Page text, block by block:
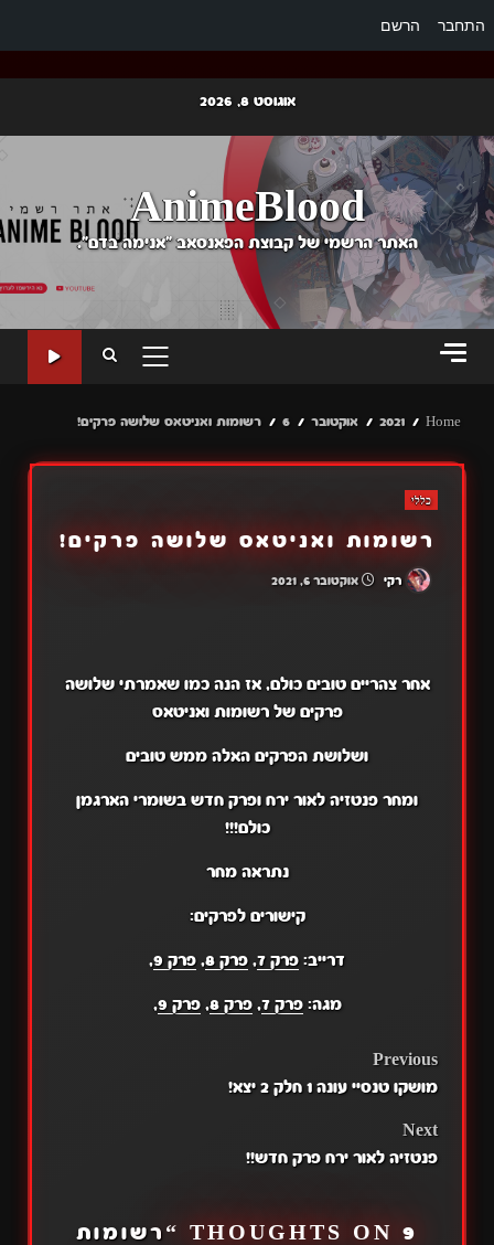
התחבר הרשם
content
אוגוסט 8, 2026
AnimeBlood
האתר הרשמי של קבוצת הפאנסאב "אנימה בדם".
PRIMARY
Home
2021 אוקטובר 6 רשומות ואניטאס שלושה פרקים!
כללי
רשומות ואניטאס שלושה פרקים!
רקי אוקטובר 6, 2021
אחר צהריים טובים כולם, אז הנה כמו שאמרתי שלושה
פרקים של רשומות ואניטאס
ושלושת הפרקים האלה ממש טובים
ומחר פנטזיה לאור ירח ופרק חדש בשומרי הארגמן
כולם!!!
נתראה מחר
קישורים לפרקים:
דרייב: פרק 7 , פרק 8 , פרק 9 ,
מגה:פרק 7 ,פרק 8 ,פרק 9 ,
POST
Previous
מושקו טנסיי עונה 1 חלק 2 יצא!
Next
פנטזיה לאור ירח פרק חדש!!
9 THOUGHTS ON “
רשומות